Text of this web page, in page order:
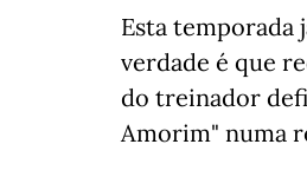
Esta temporada
verdade é que
do treinador
Amorim" numa